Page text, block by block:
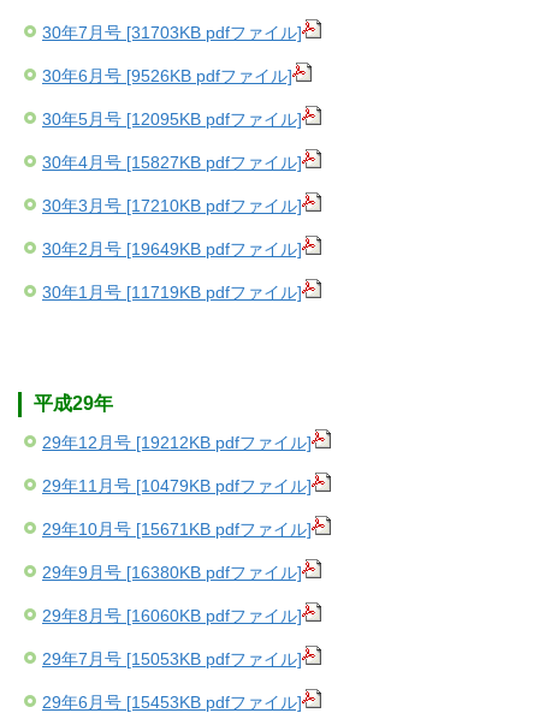
30年7月号 [31703KB pdfファイル]
30年6月号 [9526KB pdfファイル]
30年5月号 [12095KB pdfファイル]
30年4月号 [15827KB pdfファイル]
30年3月号 [17210KB pdfファイル]
30年2月号 [19649KB pdfファイル]
30年1月号 [11719KB pdfファイル]
平成29年
29年12月号 [19212KB pdfファイル]
29年11月号 [10479KB pdfファイル]
29年10月号 [15671KB pdfファイル]
29年9月号 [16380KB pdfファイル]
29年8月号 [16060KB pdfファイル]
29年7月号 [15053KB pdfファイル]
29年6月号 [15453KB pdfファイル]